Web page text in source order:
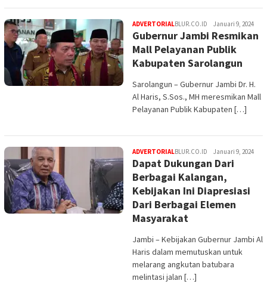
ADVERTORIALBLUR.CO.ID Januari 9, 2024
Gubernur Jambi Resmikan
Mall Pelayanan Publik
Kabupaten Sarolangun
Sarolangun – Gubernur Jambi Dr. H.
Al Haris, S.Sos., MH meresmikan Mall
Pelayanan Publik Kabupaten […]
ADVERTORIALBLUR.CO.ID Januari 9, 2024
Dapat Dukungan Dari
Berbagai Kalangan,
Kebijakan Ini Diapresiasi
Dari Berbagai Elemen
Masyarakat
Jambi – Kebijakan Gubernur Jambi Al
Haris dalam memutuskan untuk
melarang angkutan batubara
melintasi jalan […]